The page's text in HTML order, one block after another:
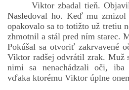
VÍLA NA BRONZOVEJ ULICI
VLČÍ MOR
Viktor zbadal tieň. Objavil
Nasledoval ho. Keď mu
opakovalo sa to totižto už tretiu
zhmotnil a stál pred ním starec.
Pokúšal sa otvoriť zakrvavené
Viktor radšej odvrátil zrak. Muž
nimi sa nenachádzali oči, iba
vďaka ktorému Viktor úplne